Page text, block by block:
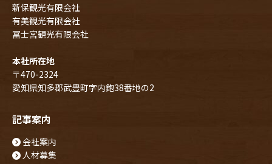
新保観光有限会社
有美観光有限会社
冨士宮観光有限会社
本社所在地
〒470-2324
愛知県知多郡武豊町字内鉋38番地の2
記事案内
会社案内
人材募集